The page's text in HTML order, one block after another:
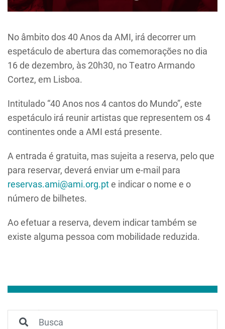
No âmbito dos 40 Anos da AMI, irá decorrer um
espetáculo de abertura das comemorações no dia
16 de dezembro, às 20h30, no Teatro Armando
Cortez, em Lisboa.
Intitulado “40 Anos nos 4 cantos do Mundo”, este
espetáculo irá reunir artistas que representem os 4
continentes onde a AMI está presente.
A entrada é gratuita, mas sujeita a reserva, pelo que
para reservar, deverá enviar um e-mail para
reservas.ami@ami.org.pte indicar o nome e o
número de bilhetes.
Ao efetuar a reserva, devem indicar também se
existe alguma pessoa com mobilidade reduzida.